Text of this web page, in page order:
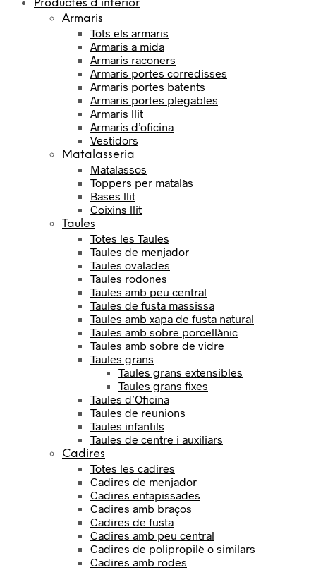
Productes d’interior
Armaris
Tots els armaris
Armaris a mida
Armaris raconers
Armaris portes corredisses
Armaris portes batents
Armaris portes plegables
Armaris llit
Armaris d’oficina
Vestidors
Matalasseria
Matalassos
Toppers per matalàs
Bases llit
Coixins llit
Taules
Totes les Taules
Taules de menjador
Taules ovalades
Taules rodones
Taules amb peu central
Taules de fusta massissa
Taules amb xapa de fusta natural
Taules amb sobre porcellànic
Taules amb sobre de vidre
Taules grans
Taules grans extensibles
Taules grans fixes
Taules d’Oficina
Taules de reunions
Taules infantils
Taules de centre i auxiliars
Cadires
Totes les cadires
Cadires de menjador
Cadires entapissades
Cadires amb braços
Cadires de fusta
Cadires amb peu central
Cadires de polipropilè o similars
Cadires amb rodes